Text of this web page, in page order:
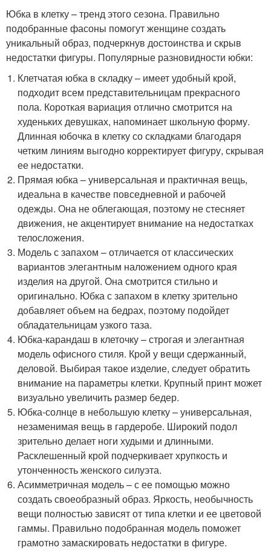
Юбка в клетку – тренд этого сезона. Правильно
подобранные фасоны помогут женщине создать
уникальный образ, подчеркнув достоинства и скрыв
недостатки фигуры. Популярные разновидности юбки:
Клетчатая юбка в складку – имеет удобный крой,
подходит всем представительницам прекрасного
пола. Короткая вариация отлично смотрится на
худеньких девушках, напоминает школьную форму.
Длинная юбочка в клетку со складками благодаря
четким линиям выгодно корректирует фигуру, скрывая
ее недостатки.
Прямая юбка – универсальная и практичная вещь,
идеальна в качестве повседневной и рабочей
одежды. Она не облегающая, поэтому не стесняет
движения, не акцентирует внимание на недостатках
телосложения.
Модель с запахом – отличается от классических
вариантов элегантным наложением одного края
изделия на другой. Она смотрится стильно и
оригинально. Юбка с запахом в клетку зрительно
добавляет объем на бедрах, поэтому подойдет
обладательницам узкого таза.
Юбка-карандаш в клеточку – строгая и элегантная
модель офисного стиля. Крой у вещи сдержанный,
деловой. Выбирая такое изделие, следует обратить
внимание на параметры клетки. Крупный принт может
визуально увеличить размер бедер.
Юбка-солнце в небольшую клетку – универсальная,
незаменимая вещь в гардеробе. Широкий подол
зрительно делает ноги худыми и длинными.
Расклешенный крой подчеркивает хрупкость и
утонченность женского силуэта.
Асимметричная модель – с ее помощью можно
создать своеобразный образ. Яркость, необычность
вещи полностью зависят от типа клетки и ее цветовой
гаммы. Правильно подобранная модель поможет
грамотно замаскировать недостатки в фигуре.